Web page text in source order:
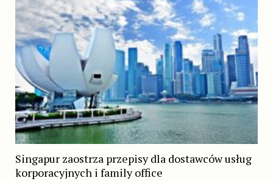
Singapur zaostrza przepisy dla dostawców usług
korporacyjnych i family office